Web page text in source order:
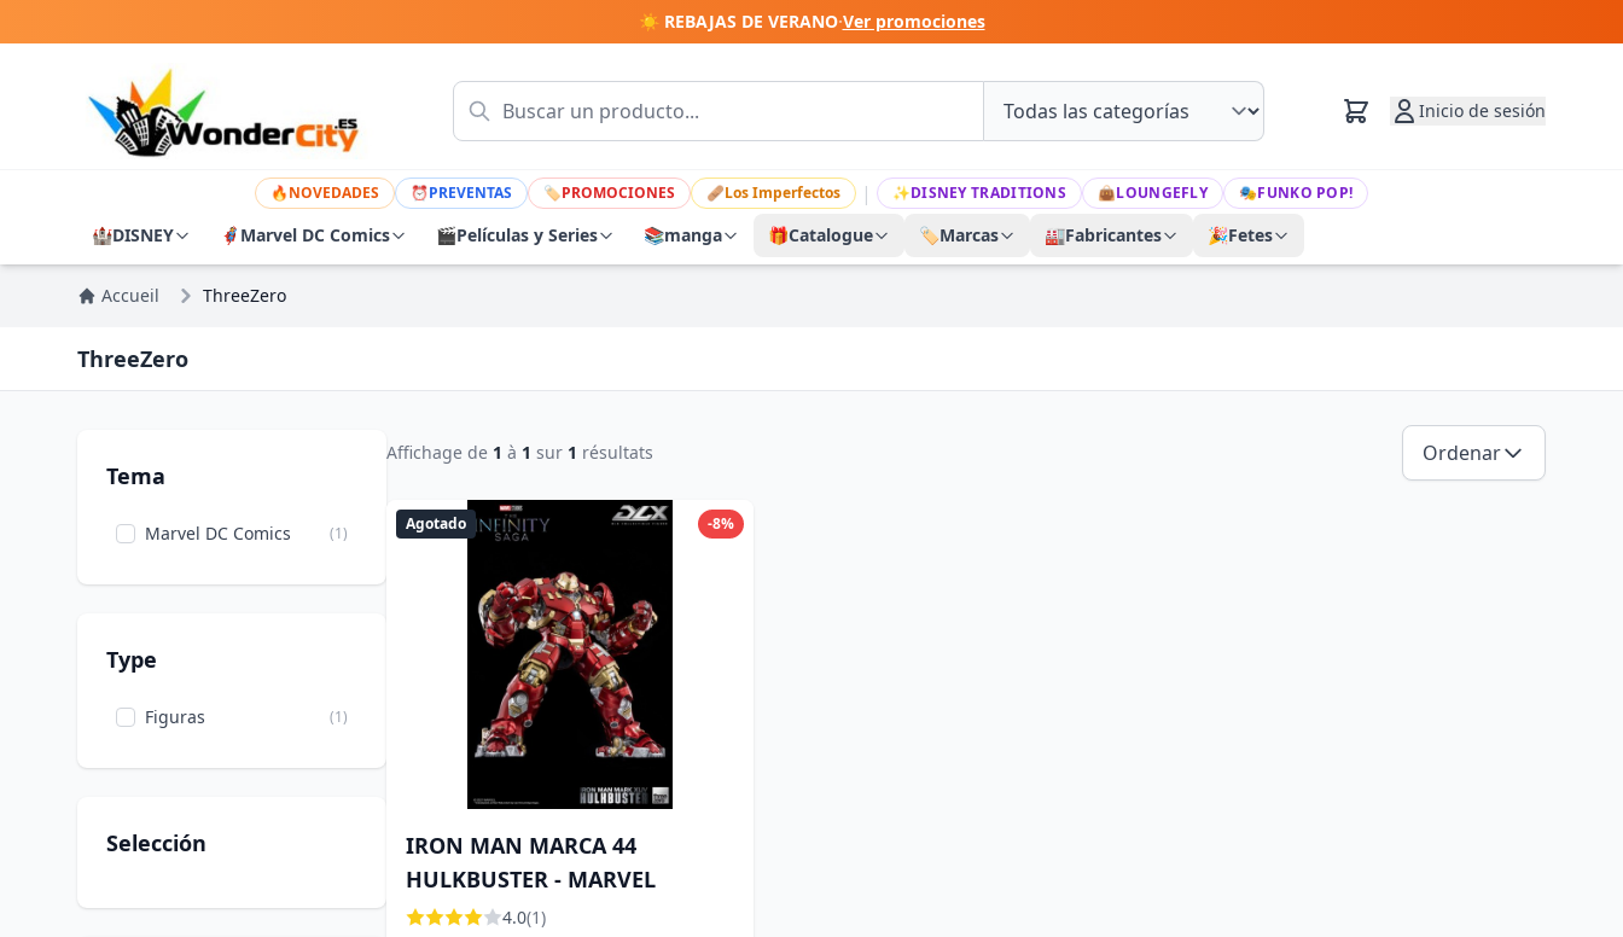
☀️ REBAJAS DE VERANO·Ver promociones
Inicio de sesión
🔥NOVEDADES ⏰PREVENTAS 🏷PROMOCIONES 🩹Los Imperfectos | ✨DISNEY TRADITIONS 👜LOUNGEFLY 🎭FUNKO POP!
🏰DISNEY 🦸 Marvel DC Comics 🎬Películas y Series 📚manga 🎁Catalogue 🏷️Marcas 🏭Fabricantes 🎉Fetes
Accueil ThreeZero
ThreeZero
Tema
Marvel DC Comics (1)
Type
Figuras (1)
Selección
Affichage de 1 à 1 sur 1 résultats Ordenar
-8%
Agotado
IRON MAN MARCA 44
HULKBUSTER - MARVEL
4.0(1)